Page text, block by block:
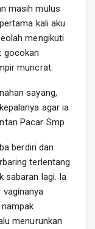
masih mulus
kali aku
mengikuti
gocokan
muncrat.
sayang,
agar ia
Pacar Smp
berdiri dan
terlentang
sabaran lagi. Ia
menurunkan